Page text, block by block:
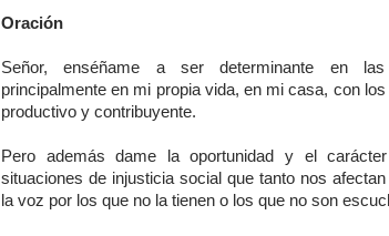
Oración
Señor, enséñame a ser determinante en
principalmente en mi propia vida, en mi casa, con
productivo y contribuyente.
Pero además dame la oportunidad y el
situaciones de injusticia social que tanto nos
la voz por los que no la tienen o los que no son